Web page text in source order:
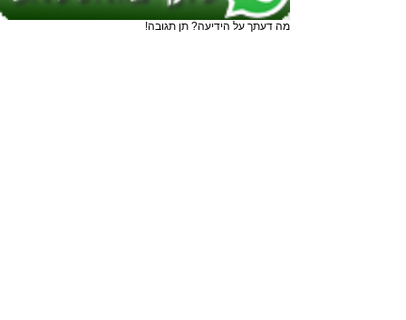
מה דעתך על הידיעה? תן תגובה!